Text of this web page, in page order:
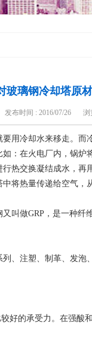
玻璃钢冷却塔原
发布时间 : 2016/07/26 浏
用冷却水来移走。
：在火电厂内，锅
热交换凝结成水，
将热量传递给空气，
叫做GRP，是一种
、注塑、制革、发
好的承受力。在强酸